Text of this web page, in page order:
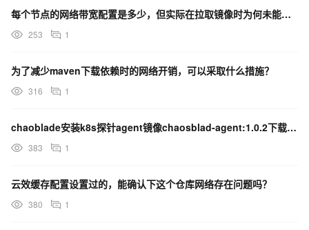
每个节点的网络带宽配置是多少，但实际在拉取镜像时为何未能充分利用？
253 1
为了减少maven下载依赖时的网络开销，可以采取什么措施？
316 1
chaoblade安装k8s探针agent镜像chaosblad-agent:1.0.2下载不下来？
383 1
云效缓存配置设置过的，能确认下这个仓库网络存在问题吗？
380 1